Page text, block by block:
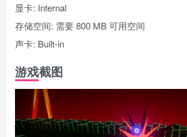
显卡: Internal
存储空间: 需要 800 MB 可用空间
声卡: Built-in
游戏截图